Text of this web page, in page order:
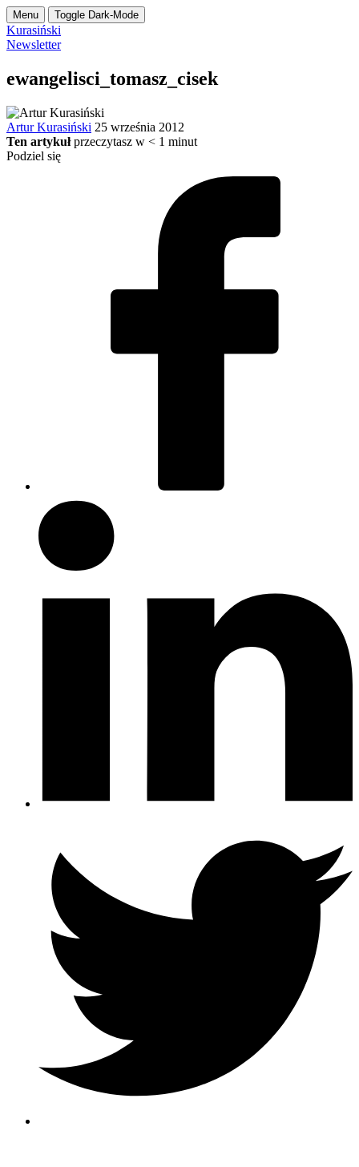
Menu Toggle Dark-Mode
Kurasiński
Newsletter
ewangelisci_tomasz_cisek
Artur Kurasiński 25 września 2012
Ten artykuł przeczytasz w < 1 minut
Podziel się